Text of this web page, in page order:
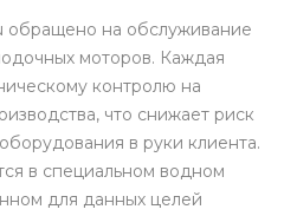
на обслуживание
моторов. Каждая
контролю на
что снижает риск
в руки клиента.
в специальном водном
для данных целей